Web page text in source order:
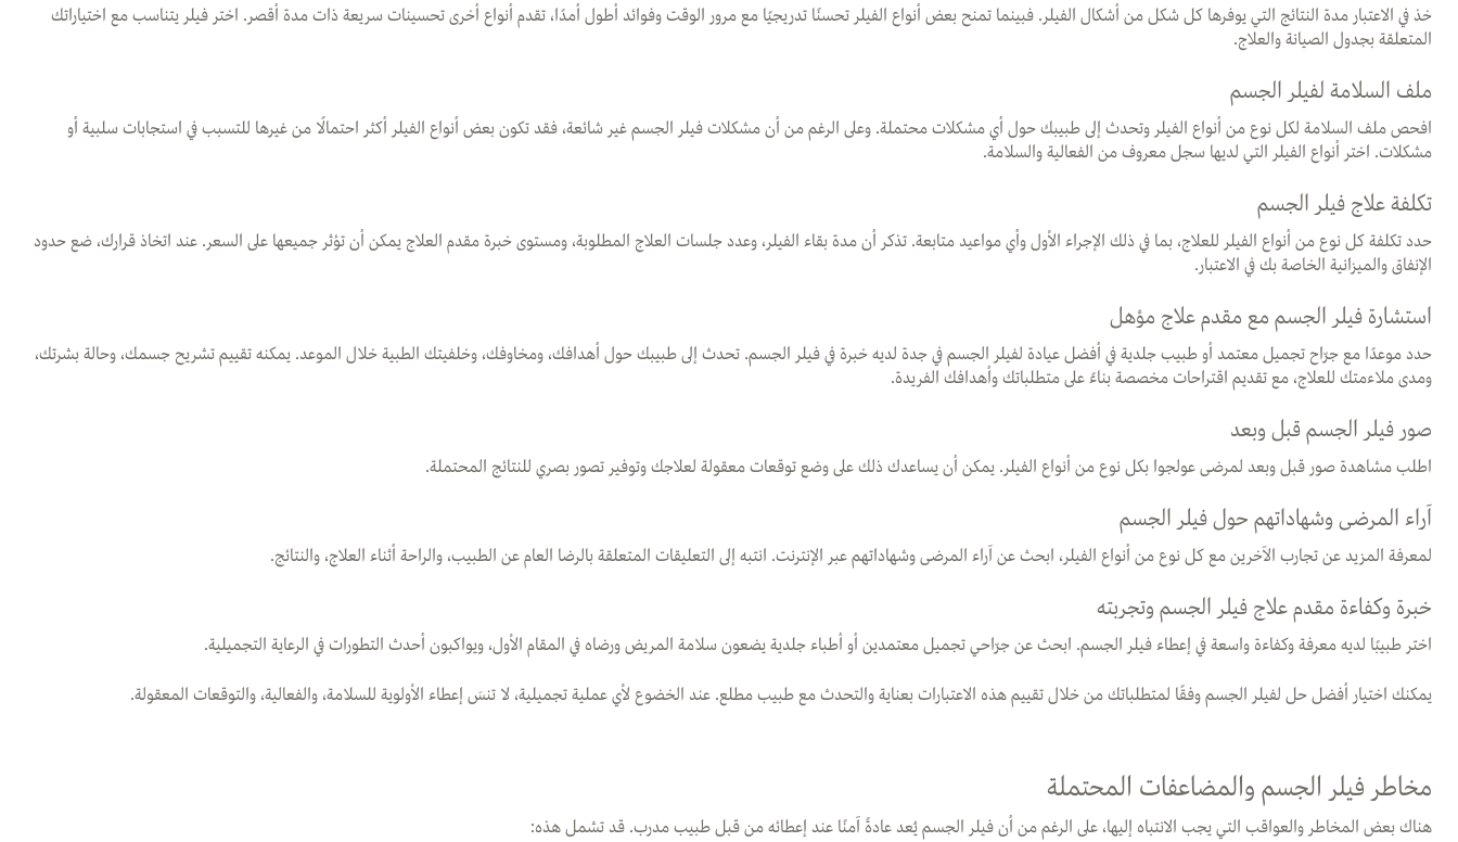
خذ في الاعتبار مدة النتائج التي يوفرها كل شكل من أشكال الفيلر. فبينما تمنح بعض أنواع الفيلر تحسنًا تدريجيًا مع مرور الوقت وفوائد أطول أمدًا، تقدم أنواع أخرى تحسينات سريعة ذات مدة أقصر. اختر فيلر يتناسب مع اختياراتك
المتعلقة بجدول الصيانة والعلاج.
ملف السلامة لفيلر الجسم
افحص ملف السلامة لكل نوع من أنواع الفيلر وتحدث إلى طبيبك حول أي مشكلات محتملة. وعلى الرغم من أن مشكلات فيلر الجسم غير شائعة، فقد تكون بعض أنواع الفيلر أكثر احتمالًا من غيرها للتسبب في استجابات سلبية أو
مشكلات. اختر أنواع الفيلر التي لديها سجل معروف من الفعالية والسلامة.
تكلفة علاج فيلر الجسم
حدد تكلفة كل نوع من أنواع الفيلر للعلاج، بما في ذلك الإجراء الأول وأي مواعيد متابعة. تذكر أن مدة بقاء الفيلر، وعدد جلسات العلاج المطلوبة، ومستوى خبرة مقدم العلاج يمكن أن تؤثر جميعها على السعر. عند اتخاذ قرارك، ضع حدود
الإنفاق والميزانية الخاصة بك في الاعتبار.
استشارة فيلر الجسم مع مقدم علاج مؤهل
حدد موعدًا مع جرّاح تجميل معتمد أو طبيب جلدية في أفضل عيادة لفيلر الجسم في جدة لديه خبرة في فيلر الجسم. تحدث إلى طبيبك حول أهدافك، ومخاوفك، وخلفيتك الطبية خلال الموعد. يمكنه تقييم تشريح جسمك، وحالة بشرتك،
ومدى ملاءمتك للعلاج، مع تقديم اقتراحات مخصصة بناءً على متطلباتك وأهدافك الفريدة.
صور فيلر الجسم قبل وبعد
اطلب مشاهدة صور قبل وبعد لمرضى عولجوا بكل نوع من أنواع الفيلر. يمكن أن يساعدك ذلك على وضع توقعات معقولة لعلاجك وتوفير تصور بصري للنتائج المحتملة.
آراء المرضى وشهاداتهم حول فيلر الجسم
لمعرفة المزيد عن تجارب الآخرين مع كل نوع من أنواع الفيلر، ابحث عن آراء المرضى وشهاداتهم عبر الإنترنت. انتبه إلى التعليقات المتعلقة بالرضا العام عن الطبيب، والراحة أثناء العلاج، والنتائج.
خبرة وكفاءة مقدم علاج فيلر الجسم وتجربته
اختر طبيبًا لديه معرفة وكفاءة واسعة في إعطاء فيلر الجسم. ابحث عن جرّاحي تجميل معتمدين أو أطباء جلدية يضعون سلامة المريض ورضاه في المقام الأول، ويواكبون أحدث التطورات في الرعاية التجميلية.
يمكنك اختيار أفضل حل لفيلر الجسم وفقًا لمتطلباتك من خلال تقييم هذه الاعتبارات بعناية والتحدث مع طبيب مطلع. عند الخضوع لأي عملية تجميلية، لا تنسَ إعطاء الأولوية للسلامة، والفعالية، والتوقعات المعقولة.
مخاطر فيلر الجسم والمضاعفات المحتملة
هناك بعض المخاطر والعواقب التي يجب الانتباه إليها، على الرغم من أن فيلر الجسم يُعد عادةً آمنًا عند إعطائه من قبل طبيب مدرب. قد تشمل هذه: